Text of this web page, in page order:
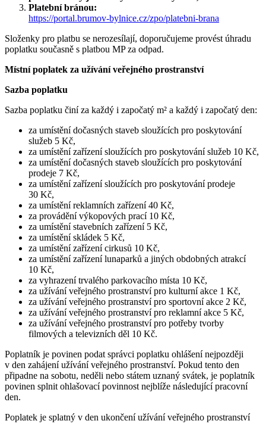
Platební bránou:
https://portal.brumov-bylnice.cz/zpo/platebni-brana
Složenky pro platbu se nerozesílají, doporučujeme provést úhradu
poplatku současně s platbou MP za odpad.
Místní poplatek za užívání veřejného prostranství
Sazba poplatku
Sazba poplatku činí za každý i započatý m² a každý i započatý den:
za umístění dočasných staveb sloužících pro poskytování
služeb 5 Kč,
za umístění zařízení sloužících pro poskytování služeb 10 Kč,
za umístění dočasných staveb sloužících pro poskytování
prodeje 7 Kč,
za umístění zařízení sloužících pro poskytování prodeje
30 Kč,
za umístění reklamních zařízení 40 Kč,
za provádění výkopových prací 10 Kč,
za umístění stavebních zařízení 5 Kč,
za umístění skládek 5 Kč,
za umístění zařízení cirkusů 10 Kč,
za umístění zařízení lunaparků a jiných obdobných atrakcí
10 Kč,
za vyhrazení trvalého parkovacího místa 10 Kč,
za užívání veřejného prostranství pro kulturní akce 1 Kč,
za užívání veřejného prostranství pro sportovní akce 2 Kč,
za užívání veřejného prostranství pro reklamní akce 5 Kč,
za užívání veřejného prostranství pro potřeby tvorby
filmových a televizních děl 10 Kč.
Poplatník je povinen podat správci poplatku ohlášení nejpozději
v den zahájení užívání veřejného prostranství. Pokud tento den
připadne na sobotu, neděli nebo státem uznaný svátek, je poplatník
povinen splnit ohlašovací povinnost nejblíže následující pracovní
den.
Poplatek je splatný v den ukončení užívání veřejného prostranství